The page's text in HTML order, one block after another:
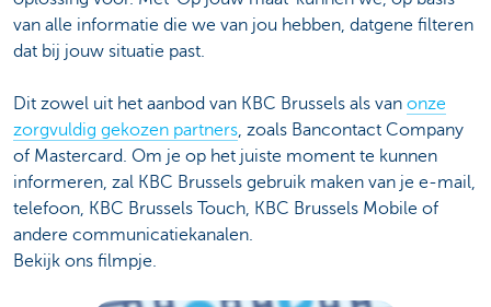
van alle informatie die we van jou hebben, datgene filteren
dat bij jouw situatie past.
Dit zowel uit het aanbod van KBC Brussels als van onze
zorgvuldig gekozen partners, zoals Bancontact Company
of Mastercard. Om je op het juiste moment te kunnen
informeren, zal KBC Brussels gebruik maken van je e-mail,
telefoon, KBC Brussels Touch, KBC Brussels Mobile of
andere communicatiekanalen.
Bekijk ons filmpje.